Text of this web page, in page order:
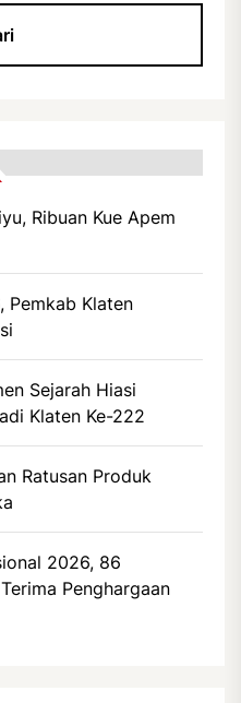
Ribuan Kue Apem
Pemkab Klaten
Sejarah Hiasi
Klaten Ke-222
Ratusan Produk
2026, 86
Penghargaan